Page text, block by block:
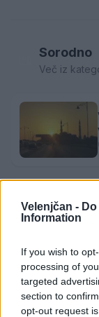
Velenjčan -
Information
If you wish to
processing of
targeted
section to
opt-out request
Sorodno
Več iz